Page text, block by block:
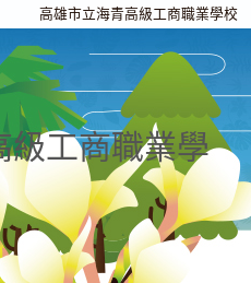
高雄市立海青高級工商職業學校
級工商職業學